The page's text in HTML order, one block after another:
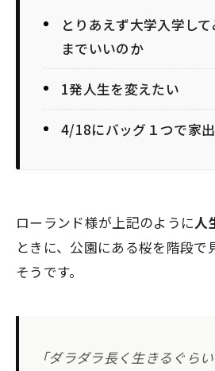
とりあえず大学入学し
までいいのか
1発人生を変えたい
4/18にバッグ１つで家出
ローランド様が上記のように人
ときに、公園にある桜を階段で
そうです。
「ダラダラ長く生きるぐら